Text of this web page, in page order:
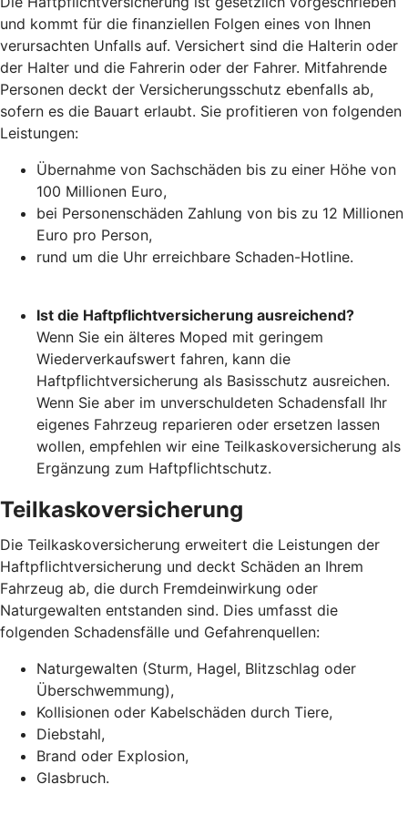
und kommt für die finanziellen Folgen eines von Ihnen
verursachten Unfalls auf. Versichert sind die Halterin oder
der Halter und die Fahrerin oder der Fahrer. Mitfahrende
Personen deckt der Versicherungsschutz ebenfalls ab,
sofern es die Bauart erlaubt. Sie profitieren von folgenden
Leistungen:
Übernahme von Sachschäden bis zu einer Höhe von
100 Millionen Euro,
bei Personenschäden Zahlung von bis zu 12 Millionen
Euro pro Person,
rund um die Uhr erreichbare Schaden-Hotline.
Ist die Haftpflichtversicherung ausreichend?
Wenn Sie ein älteres Moped mit geringem
Wiederverkaufswert fahren, kann die
Haftpflichtversicherung als Basisschutz ausreichen.
Wenn Sie aber im unverschuldeten Schadensfall Ihr
eigenes Fahrzeug reparieren oder ersetzen lassen
wollen, empfehlen wir eine Teilkaskoversicherung als
Ergänzung zum Haftpflichtschutz.
Teilkaskoversicherung
Die Teilkaskoversicherung erweitert die Leistungen der
Haftpflichtversicherung und deckt Schäden an Ihrem
Fahrzeug ab, die durch Fremdeinwirkung oder
Naturgewalten entstanden sind. Dies umfasst die
folgenden Schadensfälle und Gefahrenquellen:
Naturgewalten (Sturm, Hagel, Blitzschlag oder
Überschwemmung),
Kollisionen oder Kabelschäden durch Tiere,
Diebstahl,
Brand oder Explosion,
Glasbruch.